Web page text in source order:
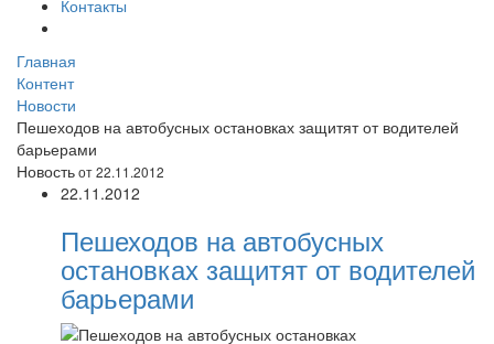
Контакты
Главная
Контент
Новости
Пешеходов на автобусных остановках защитят от водителей
барьерами
Новостьот 22.11.2012
22.11.2012
Пешеходов на автобусных
остановках защитят от водителей
барьерами